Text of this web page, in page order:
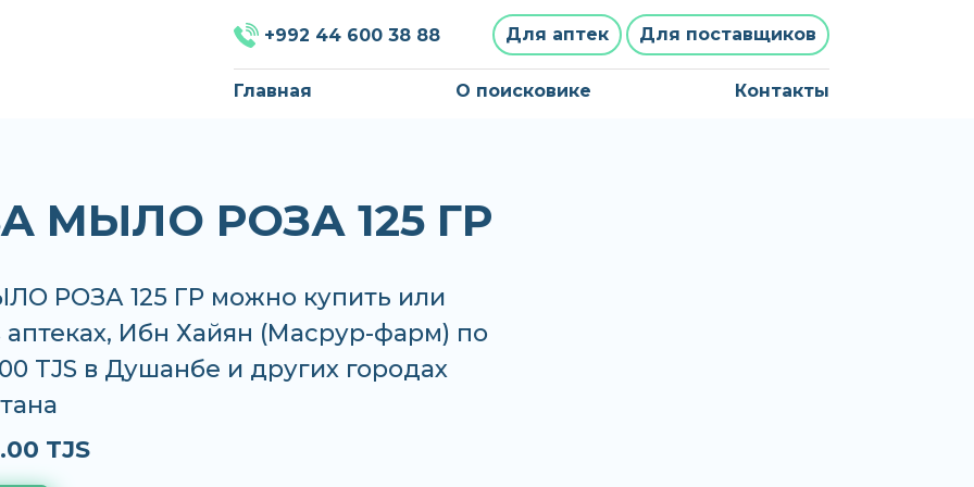
+992 44 600 38 88 Для аптек Для поставщиков
Главная О поисковике Контакты
МЫЛО РОЗА 125 ГР
РОЗА 125 ГР можно купить или
аптеках, Ибн Хайян (Масрур-фарм) по
TJS в Душанбе и других городах
TJS